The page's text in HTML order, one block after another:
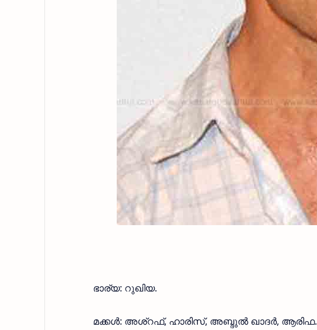
ഭാര്യ: റുഖിയ.
മക്കൾ: അശ്‌റഫ്, ഹാരിസ്, അബ്ദുൽ ഖാദർ, ആരിഫ.